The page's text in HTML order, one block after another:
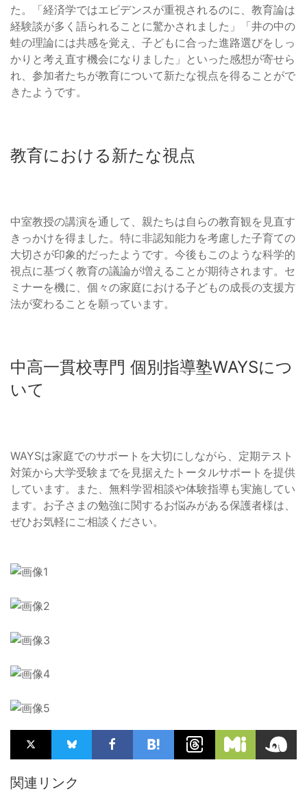
た。「経済学ではエビデンスが重視されるのに、教育論は
経験談が多く語られることに驚かされました」「井の中の
蛙の理論には共感を覚え、子どもに合った進路選びをしっ
かりと考え直す機会になりました」といった感想が寄せら
れ、参加者たちが教育について新たな視点を得ることがで
きたようです。
教育における新たな視点
中室教授の講演を通して、親たちは自らの教育観を見直す
きっかけを得ました。特に非認知能力を考慮した子育ての
大切さが印象的だったようです。今後もこのような科学的
視点に基づく教育の議論が増えることが期待されます。セ
ミナーを機に、個々の家庭における子どもの成長の支援方
法が変わることを願っています。
中高一貫校専門 個別指導塾WAYSにつ
いて
WAYSは家庭でのサポートを大切にしながら、定期テスト
対策から大学受験までを見据えたトータルサポートを提供
しています。また、無料学習相談や体験指導も実施してい
ます。お子さまの勉強に関するお悩みがある保護者様は、
ぜひお気軽にご相談ください。
関連リンク